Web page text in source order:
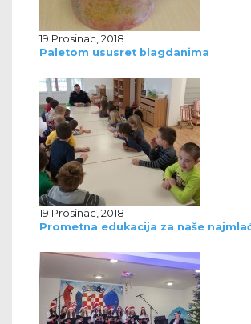
19 Prosinac, 2018
Paletom ususret blagdanima
19 Prosinac, 2018
Prometna edukacija za naše